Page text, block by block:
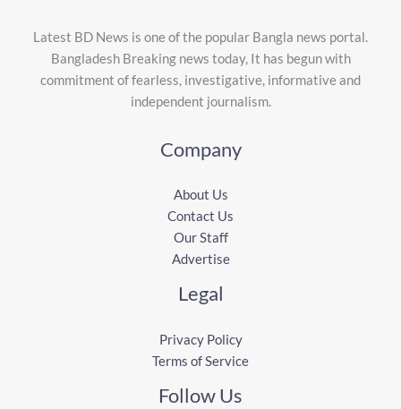
Latest BD News is one of the popular Bangla news portal.
Bangladesh Breaking news today, It has begun with
commitment of fearless, investigative, informative and
independent journalism.
Company
About Us
Contact Us
Our Staff
Advertise
Legal
Privacy Policy
Terms of Service
Follow Us